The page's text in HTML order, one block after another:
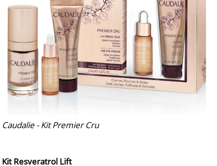
Caudalie - Kit Premier Cru
Kit Resveratrol Lift